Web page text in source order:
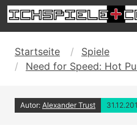
Startseite
Spiele
Need for Speed: Hot
Autor: Alexander Trust